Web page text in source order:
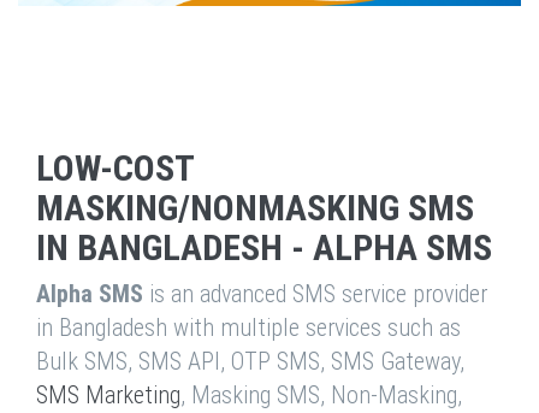
LOW-COST
MASKING/NONMASKING SMS
IN BANGLADESH - ALPHA SMS
Alpha SMS is an advanced SMS service provider
in Bangladesh with multiple services such as
Bulk SMS, SMS API, OTP SMS, SMS Gateway,
SMS Marketing, Masking SMS, Non-Masking,